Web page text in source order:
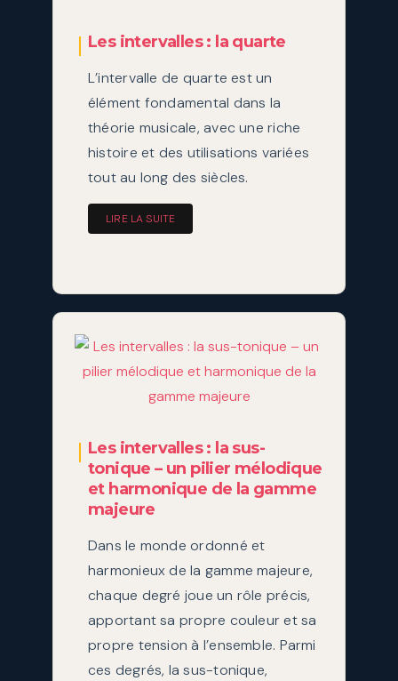
Les intervalles : la quarte
L’intervalle de quarte est un
élément fondamental dans la
théorie musicale, avec une riche
histoire et des utilisations variées
tout au long des siècles.
LIRE LA SUITE
Les intervalles : la sus-
tonique – un pilier mélodique
et harmonique de la gamme
majeure
Dans le monde ordonné et
harmonieux de la gamme majeure,
chaque degré joue un rôle précis,
apportant sa propre couleur et sa
propre tension à l’ensemble. Parmi
ces degrés, la sus-tonique,